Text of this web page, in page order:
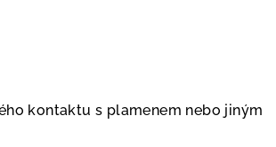
kontaktu s plamenem nebo jiným